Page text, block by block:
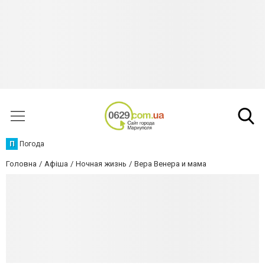
П Погода
Головна Афіша Ночная жизнь Вера Венера и мама